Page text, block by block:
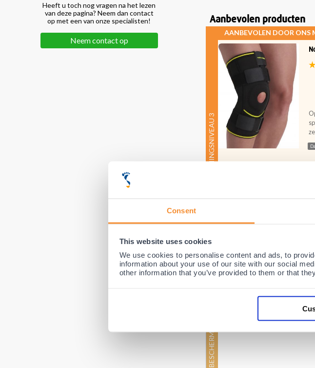
Consent
This website uses cookies
We use cookies to personalise content and ads, to
information about your use of our site with our social
other information that you’ve provided to them or that
Heeft u toch nog vragen na het lezen
van deze pagina? Neem dan contact
op met een van onze specialisten!
Neem contact op
Aanbevolen producten
AANBEVOLEN DOOR ONS
BESCHERMINGSNIVEAU 3
BESCHERMINGSNIVEAU 2